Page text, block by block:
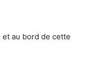
et au bord de cette